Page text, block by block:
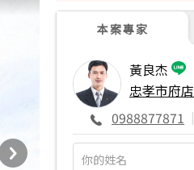
本案專家
黃良杰
忠孝市府店
0988877871 |